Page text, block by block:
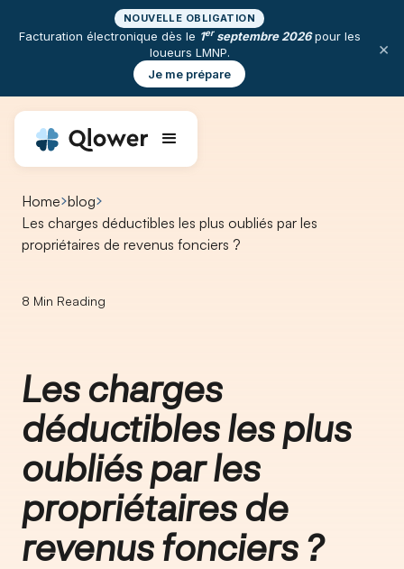
NOUVELLE OBLIGATION
Facturation électronique dès le 1erseptembre 2026pour les
loueurs LMNP.
Je me prépare
×
Home blog
Les charges déductibles les plus oubliés par les
propriétaires de revenus fonciers ?
8 Min Reading
Les charges
déductibles les plus
oubliés par les
propriétaires de
revenus fonciers ?